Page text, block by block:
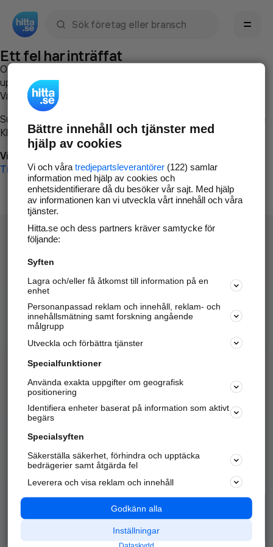
Ett fel har inträffat
Om du vill kan du
uppstod så att vi lättare och snabbare kan avhjälpa det.
Vänligen försök med följande:
Surfa till
Klicka påTillbaka-knappen i webbläsaren och försök igen
Vi beklagar besväret!
Till startsidan
Hitta.se - Gratis nummerupplysning.
Sök företag, personer och platser.
Hitta telefonnummer, adresser, företagsinfo mm.
Marknadsför företaget
Kom igång och annonsera mot
samarbetspartners nära dig.
Alla kategorier
Populära sökningar
API & Kartor
Annonsera
Integritet
Nödnummer
Bättre innehåll och tjänster med
hjälp av cookies
Vi och våra tredjepartsleverantörer(122) samlar
information med hjälp av cookies och
enhetsidentifierare då du besöker vår sajt. Med hjälp
av informationen kan vi utveckla vårt innehåll och våra
tjänster.
Hitta.se och dess partners kräver samtycke för
följande:
Syften
Lagra och/eller få åtkomst till information på en
enhet
Personanpassad reklam och innehåll, reklam- och
innehållsmätning samt forskning angående
målgrupp
Utveckla och förbättra tjänster
Specialfunktioner
Använda exakta uppgifter om geografisk
positionering
Identifiera enheter baserat på information som aktivt
begärs
Specialsyften
Säkerställa säkerhet, förhindra och upptäcka
bedrägerier samt åtgärda fel
Leverera och visa reklam och innehåll
Godkänn alla
Inställningar
Dataskydd